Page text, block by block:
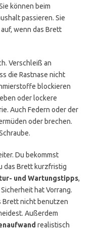
können beim
passieren. Sie
wenn das Brett
Verschleiß an
die Rastnase nicht
blockieren
oder lockere
Auch Federn oder der
oder brechen.
Du bekommst
das Brett kurzfristig
und Wartungstipps,
hat Vorrang.
Brett nicht benutzen
Außerdem
realistisch